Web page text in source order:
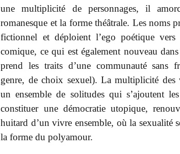
une multiplicité de personnages, il
romanesque et la forme théâtrale. Les noms
fictionnel et déploient l’ego poétique
comique, ce qui est également nouveau
prend les traits d’une communauté sans
genre, de choix sexuel). La multiplicité des
un ensemble de solitudes qui s’ajoutent
constituer une démocratie utopique,
huitard d’un vivre ensemble, où la sexualité
la forme du polyamour.